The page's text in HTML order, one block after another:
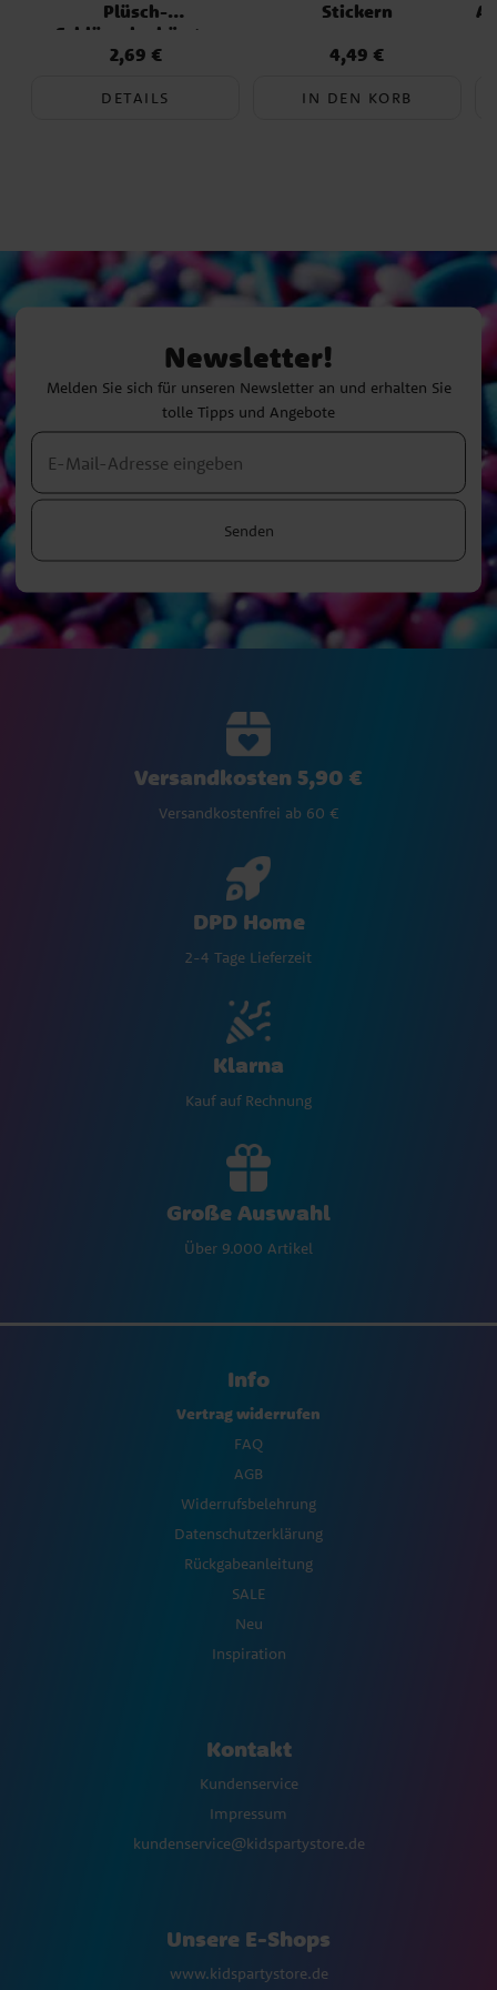
Plüsch-
Schlüsselanhänger
Preis:2,69 €
2,69 €
DETAILS
Stickern
Preis:4,49 €
4,49 €
IN DEN KORB
Newsletter!
Melden Sie sich für unseren Newsletter an und erhalten Sie
tolle Tipps und Angebote
Senden
Versandkosten 5,90 €
Versandkostenfrei ab 60 €
DPD Home
2-4 Tage Lieferzeit
Klarna
Kauf auf Rechnung
Große Auswahl
Über 9.000 Artikel
Info
Vertrag widerrufen
FAQ
AGB
Widerrufsbelehrung
Datenschutzerklärung
Rückgabeanleitung
SALE
Neu
Inspiration
Kontakt
Kundenservice
Impressum
kundenservice@kidspartystore.de
Unsere E-Shops
www.kidspartystore.de